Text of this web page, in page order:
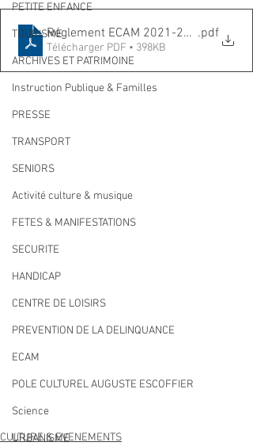
PETITE ENFANCE
TOURISME
ARCHIVES ET PATRIMOINE
Instruction Publique & Familles
PRESSE
TRANSPORT
SENIORS
Activité culture & musique
FETES & MANIFESTATIONS
SECURITE
HANDICAP
CENTRE DE LOISIRS
PREVENTION DE LA DELINQUANCE
ECAM
POLE CULTUREL AUGUSTE ESCOFFIER
Science
URBANISME
Réglement ECAM 2021-2022.pdf
Télécharger PDF • 398KB
CULTURE & EVENEMENTS